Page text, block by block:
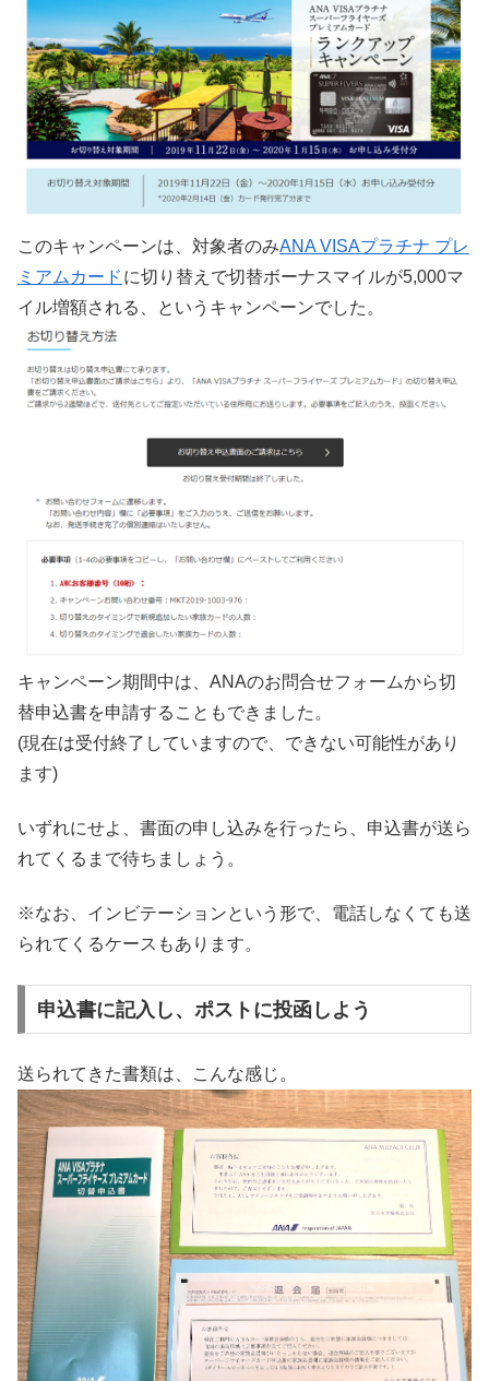
このキャンペーンは、対象者のみANA VISAプラチナ プレ
ミアムカード に切り替えで切替ボーナスマイルが5,000マ
イル増額される、というキャンペーンでした。
キャンペーン期間中は、ANAのお問合せフォームから切
替申込書を申請することもできました。
(現在は受付終了していますので、できない可能性があり
ます)
いずれにせよ、書面の申し込みを行ったら、申込書が送ら
れてくるまで待ちましょう。
※なお、インビテーションという形で、電話しなくても送
られてくるケースもあります。
申込書に記入し、ポストに投函しよう
送られてきた書類は、こんな感じ。